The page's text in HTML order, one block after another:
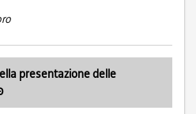
presentazione delle